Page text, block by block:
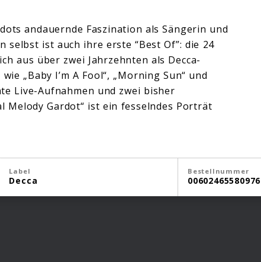
andauernde Faszination als Sängerin und
selbst ist auch ihre erste “Best Of”: die 24
aus über zwei Jahrzehnten als Decca-
„Baby I’m A Fool“, „Morning Sun“ und
Live-Aufnahmen und zwei bisher
Gardot“ ist ein fesselndes Porträt
Label
Decca
Bestellnummer
00602465580976